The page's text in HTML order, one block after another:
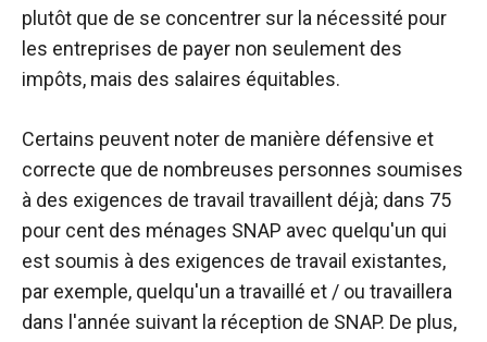
plutôt que de se concentrer sur la nécessité pour
les entreprises de payer non seulement des
impôts, mais des salaires équitables.
Certains peuvent noter de manière défensive et
correcte que de nombreuses personnes soumises
à des exigences de travail travaillent déjà; dans 75
pour cent des ménages SNAP avec quelqu'un qui
est soumis à des exigences de travail existantes,
par exemple, quelqu'un a travaillé et / ou travaillera
dans l'année suivant la réception de SNAP. De plus,